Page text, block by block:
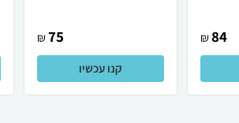
84
₪
75
₪
קנו עכשיו